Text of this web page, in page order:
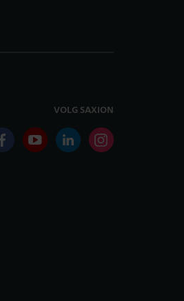
VOLG SAXION
facebookyoutubelinkedininstagram